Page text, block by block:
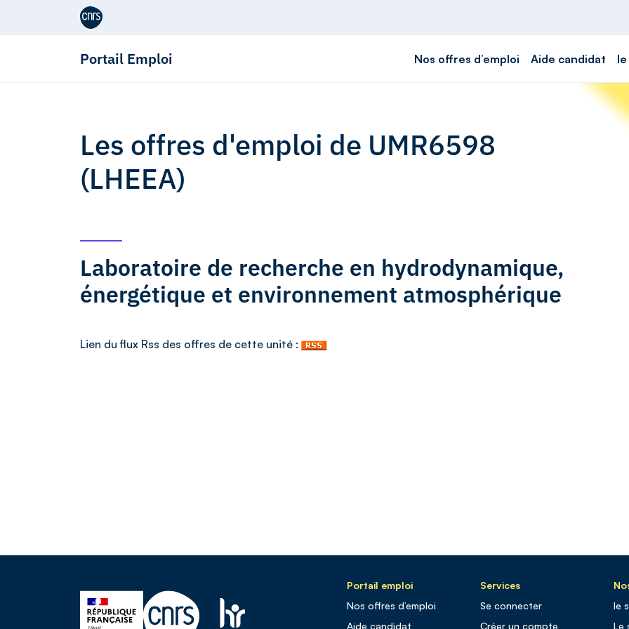
Aller au contenu
Portail Emploi Nos offres d’emploi Aide candidat
Les offres d'emploi de UMR6598
(LHEEA)
Laboratoire de recherche en hydrodynamique,
énergétique et environnement atmosphérique
Lien du flux Rss des offres de cette unité :
Portail emploi
Nos offres d’emploi
Aide candidat
Services
Se connecter
Créer un compte
le
Le